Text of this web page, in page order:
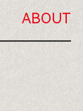
ABOUT